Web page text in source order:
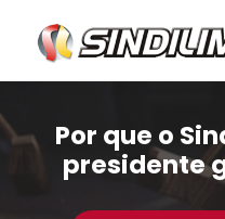
conteúdo
Por que o
presidente